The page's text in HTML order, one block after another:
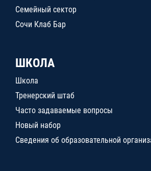
Семейный сектор
Сочи Клаб Бар
ШКОЛА
Школа
Тренерский штаб
Часто задаваемые вопросы
Новый набор
Сведения об образовательной